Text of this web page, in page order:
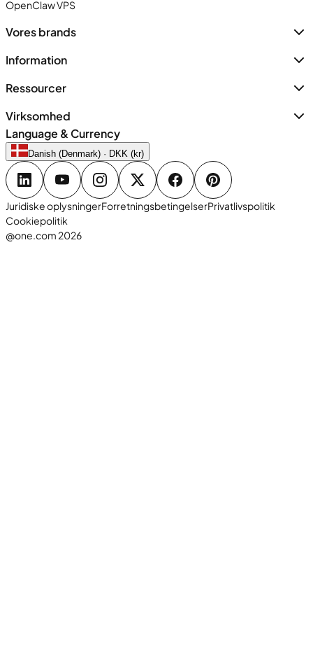
OpenClaw VPS
Vores brands
Information
Ressourcer
Virksomhed
Language & Currency
Danish (Denmark) · DKK (kr)
Juridiske oplysningerForretningsbetingelserPrivatlivspolitik
Cookiepolitik
@one.com 2026